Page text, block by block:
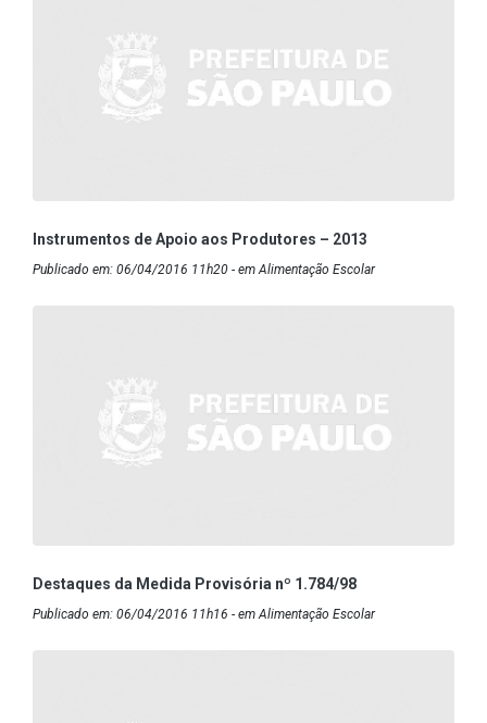
Instrumentos de Apoio aos Produtores – 2013
Publicado em: 06/04/2016 11h20 - em Alimentação Escolar
Destaques da Medida Provisória nº 1.784/98
Publicado em: 06/04/2016 11h16 - em Alimentação Escolar